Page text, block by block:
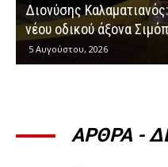
η υλοποίηση
ΑΡΘΡΑ -
ΆΡΘΡΑ - ΔΕΛΤΊΑ ΤΎΠΟΥ